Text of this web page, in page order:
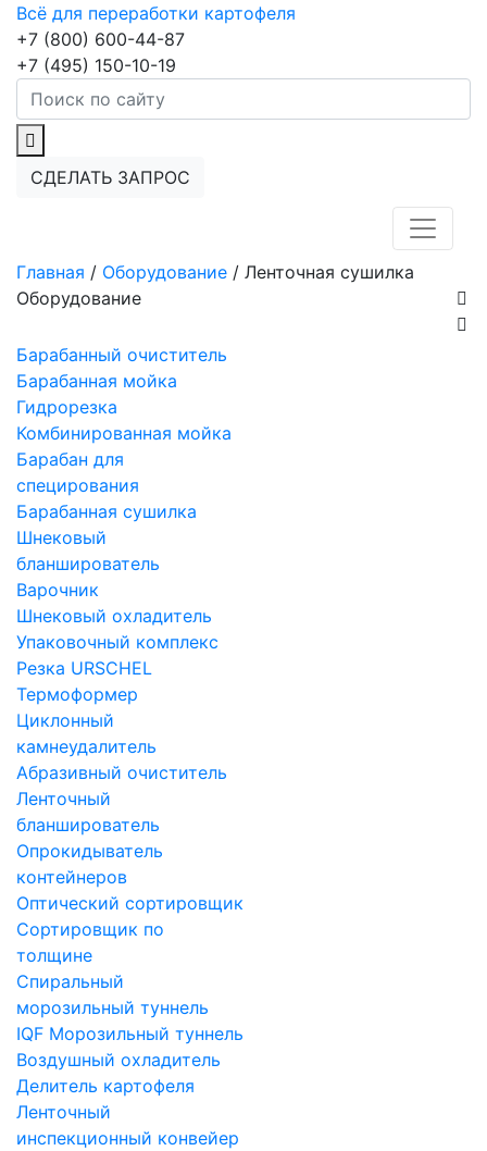
Всё для переработки картофеля
+7 (800) 600-44-87
+7 (495) 150-10-19
СДЕЛАТЬ ЗАПРОС
Главная / Оборудование / Ленточная сушилка
Оборудование
Барабанный очиститель
Барабанная мойка
Гидрорезка
Комбинированная мойка
Барабан для
специрования
Барабанная сушилка
Шнековый
бланширователь
Варочник
Шнековый охладитель
Упаковочный комплекс
Резка URSCHEL
Термоформер
Циклонный
камнеудалитель
Абразивный очиститель
Ленточный
бланширователь
Опрокидыватель
контейнеров
Оптический сортировщик
Сортировщик по
толщине
Спиральный
морозильный туннель
IQF Морозильный туннель
Воздушный охладитель
Делитель картофеля
Ленточный
инспекционный конвейер